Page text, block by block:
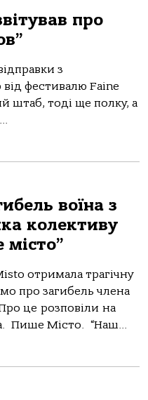
про
з
фестивалю Faine
штаб, тоді ще полку, а
воїна з
колективу
отримала трагічну
про загибель члена
це розповіли на
Пише Місто. “Наш...